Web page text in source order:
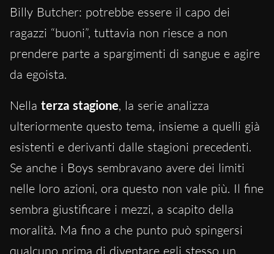
Billy Butcher: potrebbe essere il capo dei
ragazzi “buoni”, tuttavia non riesce a non
prendere parte a spargimenti di sangue e agire
da egoista.
Nella terza stagione, la serie analizza
ulteriormente questo tema, insieme a quelli già
esistenti e derivanti dalle stagioni precedenti.
Se anche i Boys sembravano avere dei limiti
nelle loro azioni, ora questo non vale più. Il fine
sembra giustificare i mezzi, a scapito della
moralità. Ma fino a che punto può spingersi
qualcuno prima di diventare egli stesso un